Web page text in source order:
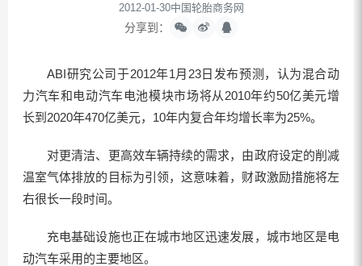
2012-01-30中国轮胎商务网
分享到：
ABI研究公司于2012年1月23日发布预测，认为混合动
力汽车和电动汽车电池模块市场将从2010年约50亿美元增
长到2020年470亿美元，10年内复合年均增长率为25%。
对更清洁、更高效车辆持续的需求，由政府设定的削减
温室气体排放的目标为引领，这意味着，财政激励措施将左
右很长一段时间。
充电基础设施也正在城市地区迅速发展，城市地区是电
动汽车采用的主要地区。